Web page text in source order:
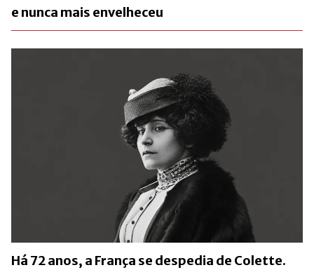
e nunca mais envelheceu
Há 72 anos, a França se despedia de Colette.